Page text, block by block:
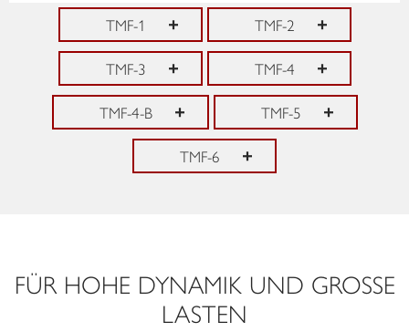
TMF-1
TMF-2
TMF-3
TMF-4
TMF-4-B
TMF-5
TMF-6
FÜR HOHE DYNAMIK UND GROSSE
LASTEN